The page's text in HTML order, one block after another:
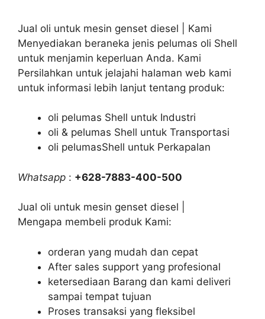
Jual oli untuk mesin genset diesel | Kami
Menyediakan beraneka jenis pelumas oli Shell
untuk menjamin keperluan Anda. Kami
Persilahkan untuk jelajahi halaman web kami
untuk informasi lebih lanjut tentang produk:
oli pelumas Shell untuk Industri
oli & pelumas Shell untuk Transportasi
oli pelumasShell untuk Perkapalan
Whatsapp : +628-7883-400-500
Jual oli untuk mesin genset diesel |
Mengapa membeli produk Kami:
orderan yang mudah dan cepat
After sales support yang profesional
ketersediaan Barang dan kami deliveri
sampai tempat tujuan
Proses transaksi yang fleksibel